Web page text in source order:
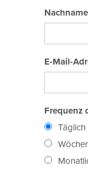
E-Mail-
Frequenz
Täglich